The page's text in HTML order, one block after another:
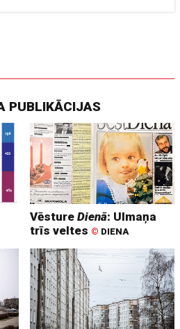
PUBLIKĀCIJAS
VēstureDienā: Ulmaņa
trīs veltes © DIENA